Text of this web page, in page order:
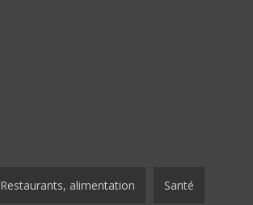
Restaurants, alimentation Santé